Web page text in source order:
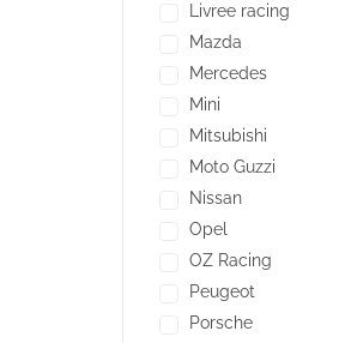
Livree racing
Mazda
Mercedes
Mini
Mitsubishi
Moto Guzzi
Nissan
Opel
OZ Racing
Peugeot
Porsche